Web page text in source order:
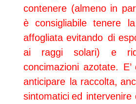
contenere (almeno in
è consigliabile tenere
affogliata evitando di
ai raggi solari) e
concimazioni azotate. E’
anticipare la raccolta,
sintomatici ed intervenire